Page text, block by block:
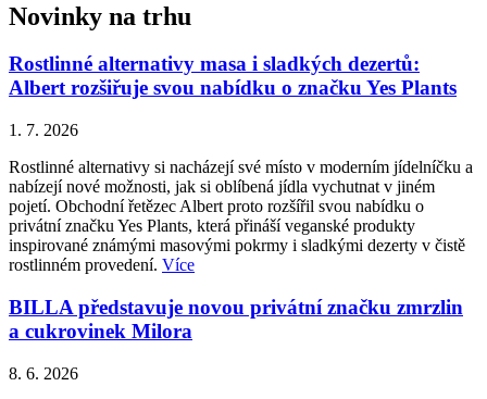
Novinky na trhu
Rostlinné alternativy masa i sladkých dezertů:
Albert rozšiřuje svou nabídku o značku Yes Plants
1. 7. 2026
Rostlinné alternativy si nacházejí své místo v moderním jídelníčku a
nabízejí nové možnosti, jak si oblíbená jídla vychutnat v jiném
pojetí. Obchodní řetězec Albert proto rozšířil svou nabídku o
privátní značku Yes Plants, která přináší veganské produkty
inspirované známými masovými pokrmy i sladkými dezerty v čistě
rostlinném provedení. Více
BILLA představuje novou privátní značku zmrzlin
a cukrovinek Milora
8. 6. 2026